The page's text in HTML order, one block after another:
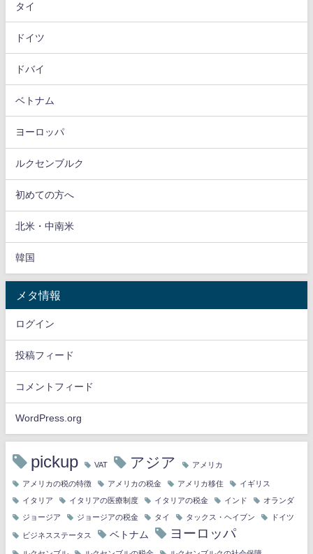
タイ
ドイツ
ドバイ
ベトナム
ヨーロッパ
ルクセンブルク
初めての方へ
北米・中南米
韓国
メタ情報
ログイン
投稿フィード
コメントフィード
WordPress.org
pickup VAT アジア アメリカ
アメリカの税の特徴 アメリカの税金 アメリカ移住 イギリス
イタリア イタリアの医療制度 イタリアの税金 インド オランダ
ジョージア ジョージアの税金 タイ タックス・ヘイブン ドイツ
ビジネスステータス ベトナム ヨーロッパ